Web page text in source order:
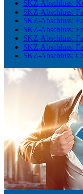
SKZ-Abschluss:
SKZ-Abschluss:
SKZ-Abschluss:
SKZ-Abschluss:
SKZ-Abschluss:
SKZ-Abschluss:
SKZ-Abschluss: